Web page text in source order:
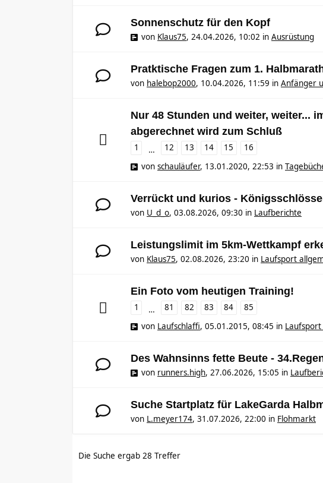
Sonnenschutz für den Kopf
von Klaus75, 24.04.2026, 10:02 in Ausrüstung
Pratktische Fragen zum 1.
von halebop2000, 10.04.2026, 11:59 in Anfänger
Nur 48 Stunden und weiter, weiter...
abgerechnet wird zum Schluß
1 … 12 13 14 15
16
von schauläufer, 13.01.2020, 22:53 in
Verrückt und kurios -
von U_d_o, 03.08.2026, 09:30 in Laufberichte
Leistungslimit im 5km-Wettkampf
von Klaus75, 02.08.2026, 23:20 in Laufsport
Ein Foto vom heutigen Training!
1 … 81 82 83 84
85
von Laufschlaffi, 05.01.2015, 08:45 in
Des Wahnsinns fette Beute -
von runners.high, 27.06.2026, 15:05 in
Suche Startplatz für LakeGarda
von L.meyer174, 31.07.2026, 22:00 in Flohmarkt
Die Suche ergab 28 Treffer